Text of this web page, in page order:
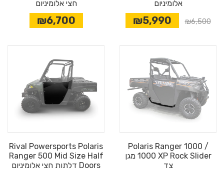
אלומיניום
₪6,500
₪5,990
חצי אלומיניום
₪6,700
Polaris Ranger 1000 /
1000 XP Rock Slider מגן
צד
Rival Powersports Polaris
Ranger 500 Mid Size Half
Doors דלתות חצי אלומיניום